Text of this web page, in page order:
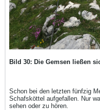
Bild 30: Die Gemsen ließen
Schon bei den letzten fünfzig
Schafsköttel aufgefallen. Nur
sehen oder zu hören.